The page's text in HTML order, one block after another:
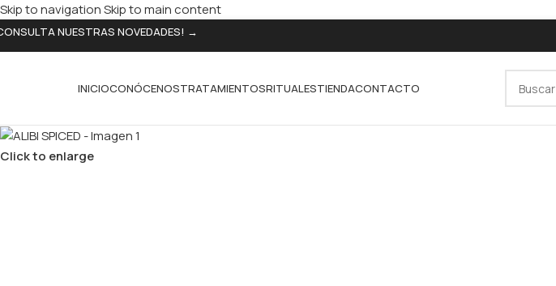
Skip to navigationSkip to main content
NUESTRAS NOVEDADES! →
INICIOCONÓCENOSTRATAMIENTOSRITUALESTIENDACONTACTO
Click to enlarge